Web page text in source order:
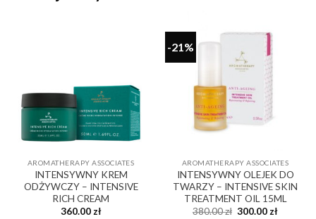
AROMATHERAPY ASSOCIATES
INTENSYWNY KREM
ODŻYWCZY – INTENSIVE
RICH CREAM
360.00zł
-21%
AROMATHERAPY ASSOCIATES
INTENSYWNY OLEJEK DO
TWARZY – INTENSIVE SKIN
TREATMENT OIL 15ML
380.00zł 300.00zł